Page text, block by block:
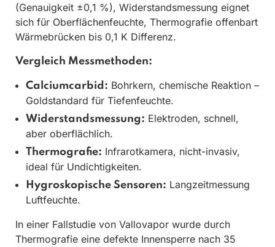
(Genauigkeit ±0,1 %), Widerstandsmessung eignet
sich für Oberflächenfeuchte, Thermografie offenbart
Wärmebrücken bis 0,1 K Differenz.
Vergleich Messmethoden:
Calciumcarbid: Bohrkern, chemische Reaktion –
Goldstandard für Tiefenfeuchte.
Widerstandsmessung: Elektroden, schnell,
aber oberflächlich.
Thermografie: Infrarotkamera, nicht-invasiv,
ideal für Undichtigkeiten.
Hygroskopische Sensoren: Langzeitmessung
Luftfeuchte.
In einer Fallstudie von Vallovapor wurde durch
Thermografie eine defekte Innensperre nach 35